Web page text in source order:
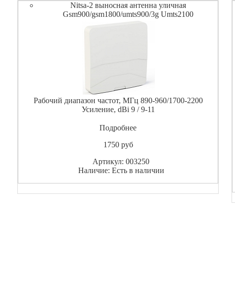
Nitsa-2 выносная антенна уличная
Gsm900/gsm1800/umts900/3g Umts2100
Рабочий диапазон частот, МГц 890-960/1700-2200
Усиление, dBi 9 / 9-11
Подробнее
1750pуб
Артикул: 003250
Наличие: Есть в наличии